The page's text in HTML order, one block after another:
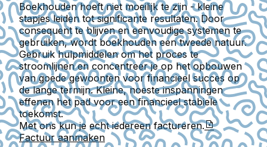
Boekhouden hoeft niet moeilijk te zijn - kleine
stapjes leiden tot significante resultaten. Door
consequent te blijven en eenvoudige systemen te
gebruiken, wordt boekhouden een tweede natuur.
Gebruik hulpmiddelen om het proces te
stroomlijnen en concentreer je op het opbouwen
van goede gewoonten voor financieel succes op
de lange termijn. Kleine, noeste inspanningen
effenen het pad voor een financieel stabiele
toekomst.
Met ons kun je echt iedereen factureren.
Factuur aanmaken